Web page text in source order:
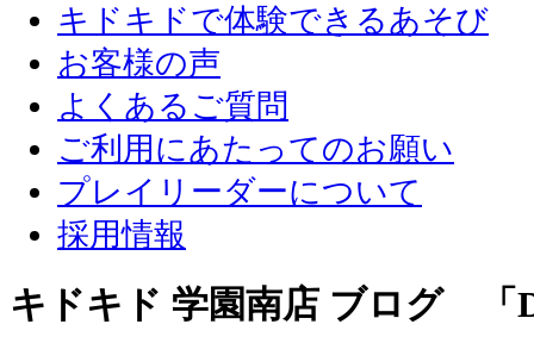
キドキドで体験できるあそび
お客様の声
よくあるご質問
ご利用にあたってのお願い
プレイリーダーについて
採用情報
キドキド 学園南店 ブログ 「